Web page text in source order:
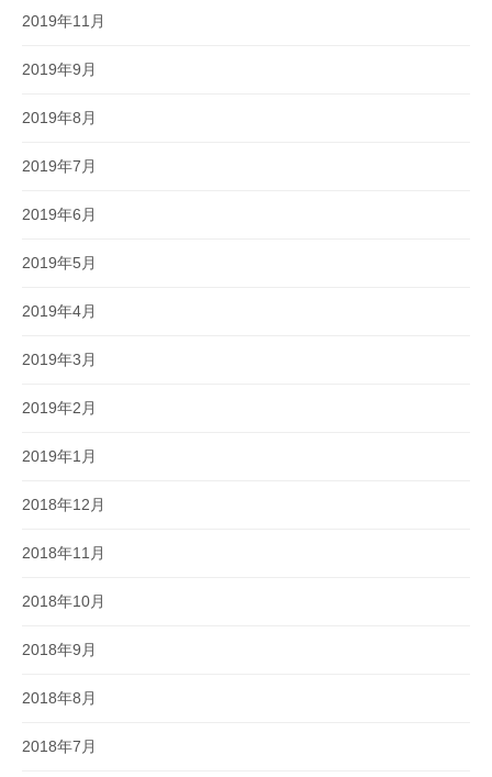
2019年11月
2019年9月
2019年8月
2019年7月
2019年6月
2019年5月
2019年4月
2019年3月
2019年2月
2019年1月
2018年12月
2018年11月
2018年10月
2018年9月
2018年8月
2018年7月